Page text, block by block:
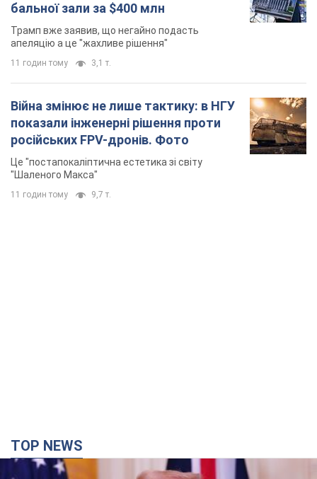
бальної зали за $400 млн
Трамп вже заявив, що негайно подасть
апеляцію а це "жахливе рішення"
11 годин тому 3,1 т.
Війна змінює не лише тактику: в НГУ
показали інженерні рішення проти
російських FPV-дронів. Фото
Це "постапокаліптична естетика зі світу
"Шаленого Макса"
11 годин тому 9,7 т.
TOP NEWS